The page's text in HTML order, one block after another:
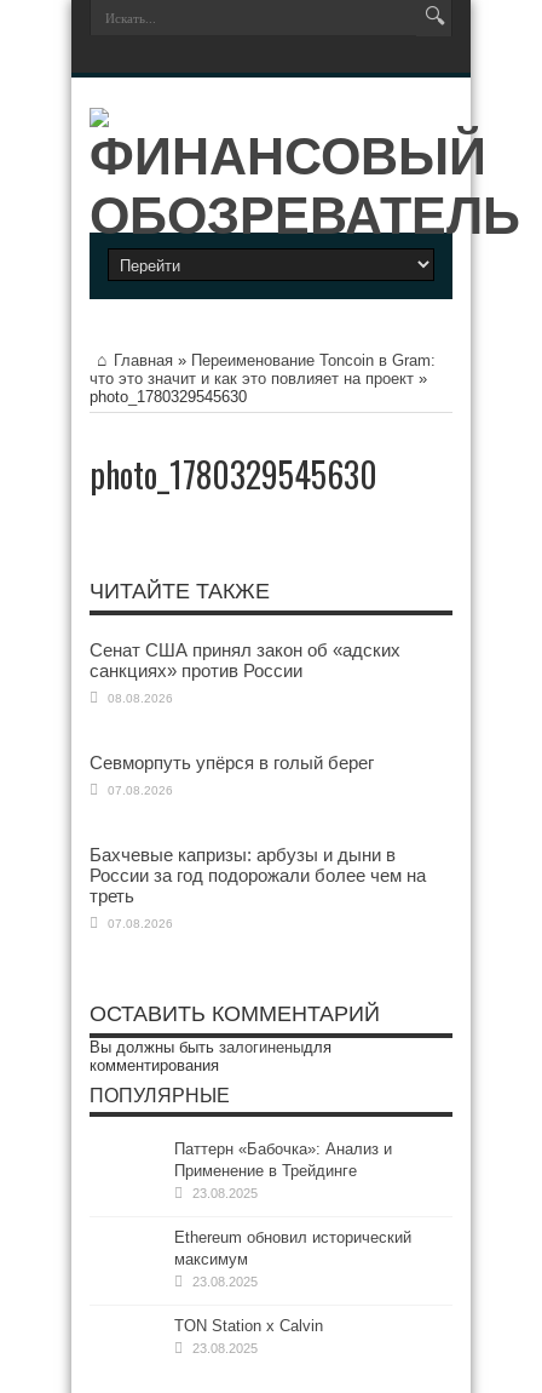
Главная » Переименование Toncoin в Gram:
что это значит и как это повлияет на проект »
photo_1780329545630
photo_1780329545630
ЧИТАЙТЕ ТАКЖЕ
Сенат США принял закон об «адских
санкциях» против России
08.08.2026
Севморпуть упёрся в голый берег
07.08.2026
Бахчевые капризы: арбузы и дыни в
России за год подорожали более чем на
треть
07.08.2026
ОСТАВИТЬ КОММЕНТАРИЙ
Вы должны быть залогиненыдля
комментирования
ПОПУЛЯРНЫЕ
Паттерн «Бабочка»: Анализ и
Применение в Трейдинге
23.08.2025
Ethereum обновил исторический
максимум
23.08.2025
TON Station x Calvin
23.08.2025